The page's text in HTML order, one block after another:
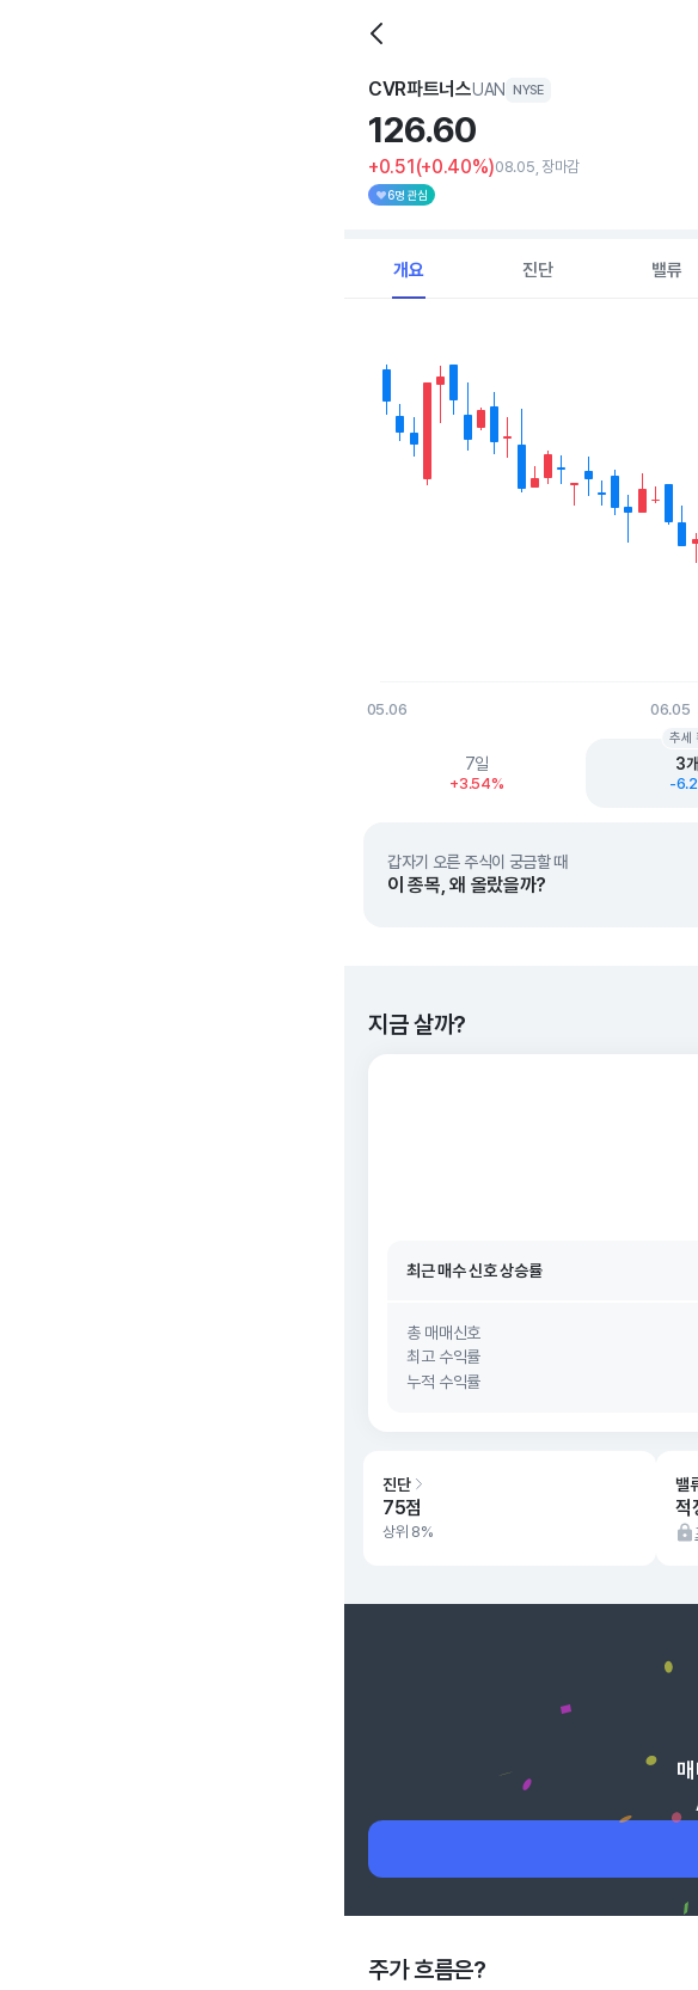
CVR파트너스UAN NYSE
126.60
+0.51(+0.40%)08.05, 장마감
6명 관심
개요 진단 밸류
View as data table, Chart
The chart has 1 X axis displaying Time.
The chart has 1 Y axis displaying values.
05.06 06.05
7일
+3.54%
3
-
추세
갑자기 오른 주식이 궁금할 때
이 종목, 왜 올랐을까?
지금 살까?
최근 매수 신호26. 08/06
총 매매신호
최고 수익률
누적 수익률
진단
75점
상위 8%
밸
적
주가 흐름은?